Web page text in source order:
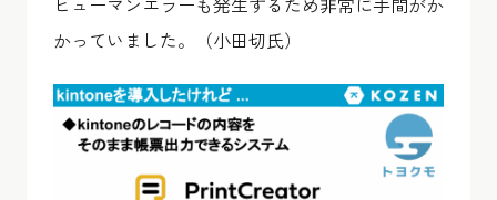
かっていました。（小田切氏）